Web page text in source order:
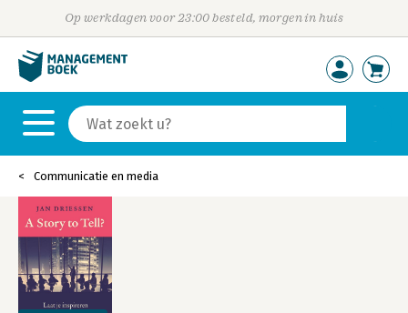
Op werkdagen voor 23:00 besteld, morgen in huis
Communicatie en media